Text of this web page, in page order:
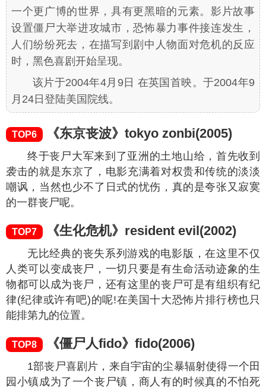
一个更广博的世界，具有更黑暗的元素。影片故事
设置僵尸大举进攻城市，恐怖暴力事件接连发生，
人们纷纷死去，在描写到剧中人物面对危机的反应
时，黑色喜剧开始呈现。
该片于2004年4月9日 在英国首映。于2004年9
月24日登陆美国院线。
TOP6 《东京丧波》tokyo zonbi(2005)
终于丧尸大军来到了亚洲的土地山给，首先收到
袭击的就是东京了，电影充满着对权贵和传统的淡淡
嘲讽，当然也少不了日式的忧伤，真的是夸张又寂寞
的一群丧尸呢。
TOP7 《生化危机》resident evil(2002)
无比经典的丧失系列游戏的电影版，在这里不仅
人类可以变成丧尸，一切只要是有生命活动迹象的生
物都可以成为丧尸，还有这里的丧尸可是有组织有纪
律(纪律或许有吧)的呢!在美国十大恐怖片排行榜也只
能排第九的位置。
TOP8 《僵尸人fido》fido(2006)
1部丧尸喜剧片，来自宇宙的尘暴辐射使得一个田
园小镇成为了一个丧尸镇，商人有的时候真的不怕死